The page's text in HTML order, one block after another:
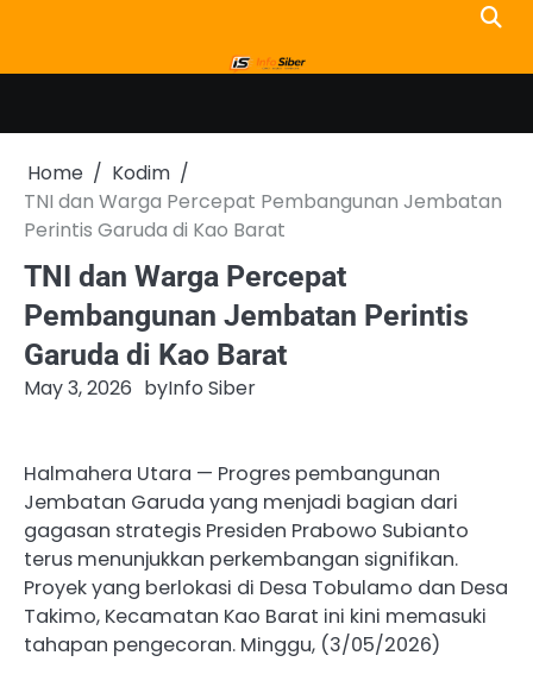
content
Home
Kodim
TNI dan Warga Percepat Pembangunan Jembatan
Perintis Garuda di Kao Barat
TNI dan Warga Percepat
Pembangunan Jembatan Perintis
Garuda di Kao Barat
May 3, 2026 byInfo Siber
Halmahera Utara — Progres pembangunan
Jembatan Garuda yang menjadi bagian dari
gagasan strategis Presiden Prabowo Subianto
terus menunjukkan perkembangan signifikan.
Proyek yang berlokasi di Desa Tobulamo dan Desa
Takimo, Kecamatan Kao Barat ini kini memasuki
tahapan pengecoran. Minggu, (3/05/2026)